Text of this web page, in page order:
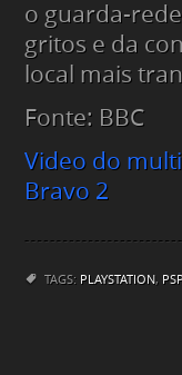
o guarda-
gritos e da
local mais
Fonte: BBC
Video do
Bravo 2
TAGS: PLAYSTATION, PSP